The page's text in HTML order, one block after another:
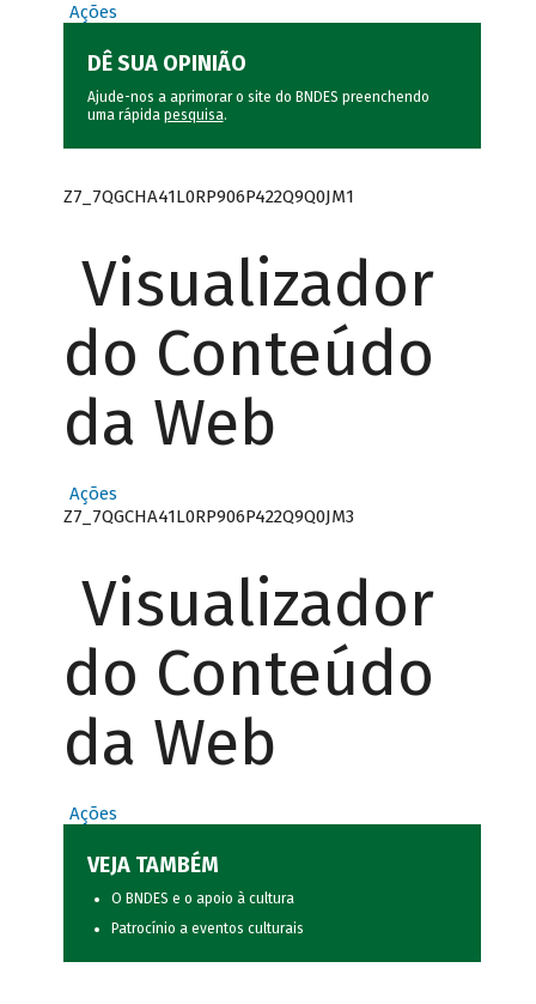
Ações
DÊ SUA OPINIÃO
Ajude-nos a aprimorar o site do BNDES preenchendo
uma rápida pesquisa.
Z7_7QGCHA41L0RP906P422Q9Q0JM1
Visualizador
do Conteúdo
da Web
Ações
Z7_7QGCHA41L0RP906P422Q9Q0JM3
Visualizador
do Conteúdo
da Web
Ações
VEJA TAMBÉM
O BNDES e o apoio à cultura
Patrocínio a eventos culturais